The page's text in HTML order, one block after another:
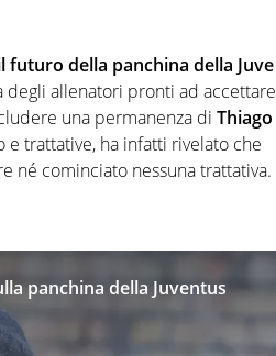
della panchina della Juve
allenatori pronti ad accettare
una permanenza di Thiago
e trattative, ha infatti rivelato che
né cominciato nessuna trattativa.
panchina della Juventus